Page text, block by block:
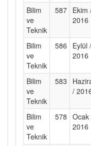
Bilim
ve
Teknik
587 Ekim
2016
Bilim
ve
Teknik
586
Eylül /
2016
Bilim
ve
Teknik
583
/
Bilim
ve
Teknik
578 Ocak
2016